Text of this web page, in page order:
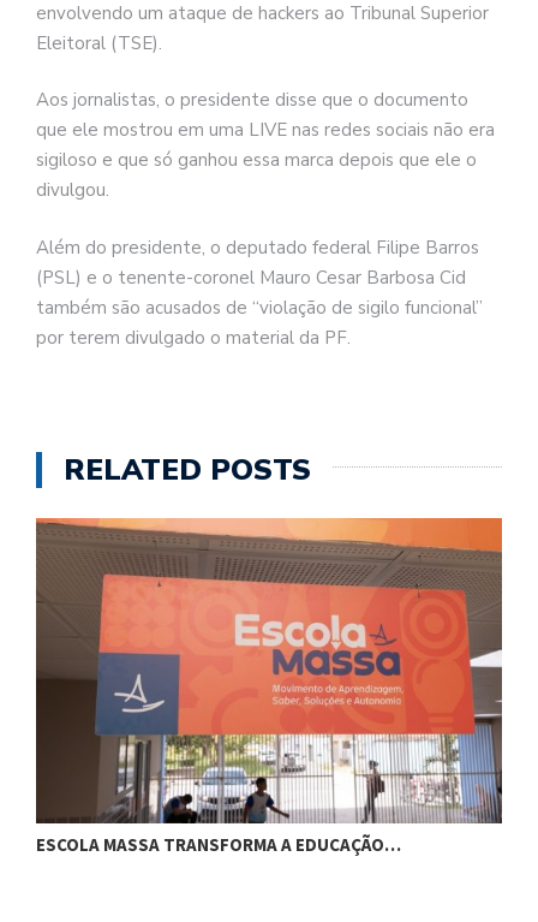
envolvendo um ataque de hackers ao Tribunal Superior
Eleitoral (TSE).
Aos jornalistas, o presidente disse que o documento
que ele mostrou em uma LIVE nas redes sociais não era
sigiloso e que só ganhou essa marca depois que ele o
divulgou.
Além do presidente, o deputado federal Filipe Barros
(PSL) e o tenente-coronel Mauro Cesar Barbosa Cid
também são acusados de “violação de sigilo funcional”
por terem divulgado o material da PF.
RELATED POSTS
ESCOLA MASSA TRANSFORMA A EDUCAÇÃO…